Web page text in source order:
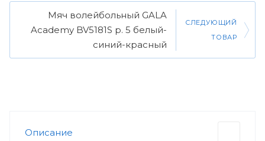
Мяч волейбольный GALA
Academy BV5181S р. 5 белый-
синий-красный
СЛЕДУЮЩИЙ
ТОВАР
Описание